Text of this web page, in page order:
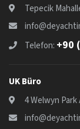
Tepecik
Telefon: +90
UK Büro
4 Welwyn